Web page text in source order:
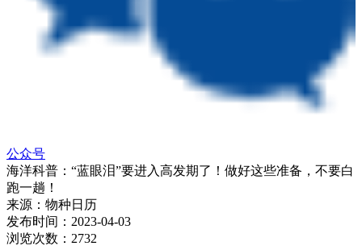
公众号
海洋科普：“蓝眼泪”要进入高发期了！做好这些准备，不要白
跑一趟！
来源： 物种日历
发布时间： 2023-04-03
浏览次数： 2732